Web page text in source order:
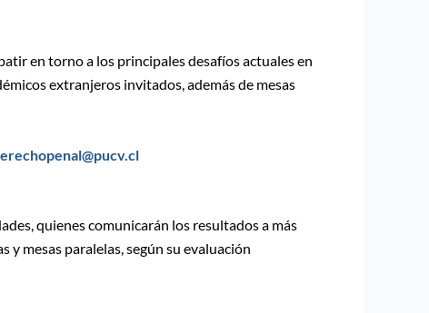
en torno a los principales desafíos actuales en
extranjeros invitados, además de mesas
quienes comunicarán los resultados a más
mesas paralelas, según su evaluación